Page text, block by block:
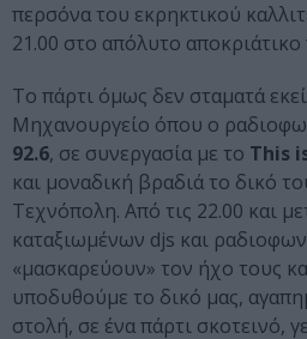
περσόνα του εκρηκτικού
21.00 στο απόλυτο αποκριάτικο
Το πάρτι όμως δεν σταματά
Μηχανουργείο όπου ο
92.6, σε συνεργασία με το This
και μοναδική βραδιά το δικό
Τεχνόπολη. Από τις 22.00 και
καταξιωμένων djs και
«μασκαρεύουν» τον ήχο τους
υποδυθούμε το δικό μας,
στολή, σε ένα πάρτι σκοτεινό,